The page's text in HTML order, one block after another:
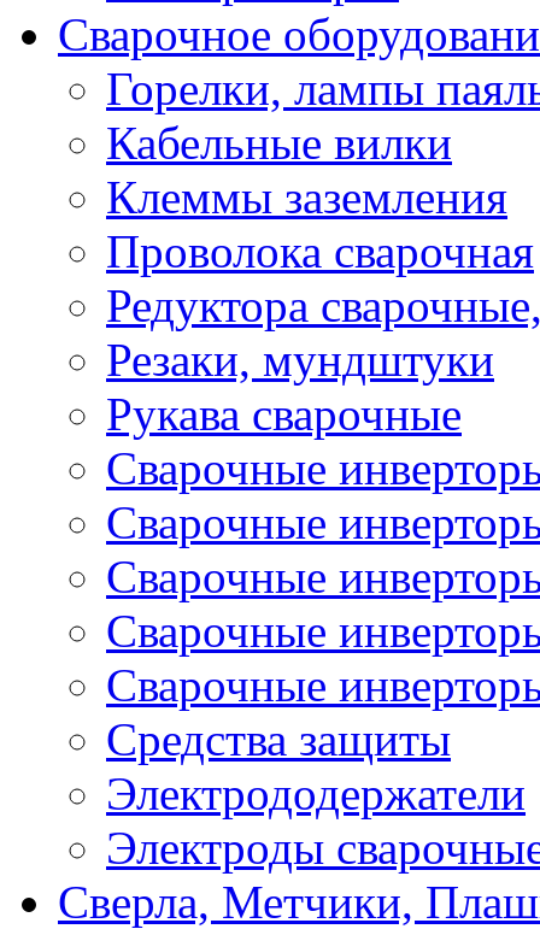
Сварочное
Горелки, лампы
Кабельные вилки
Клеммы заземления
Проволока сварочная
Редуктора
Резаки, мундштуки
Рукава сварочные
Сварочные
Сварочные
Сварочные
Сварочные
Сварочные
Средства защиты
Электрододержатели
Электроды
Сверла, Метчики,